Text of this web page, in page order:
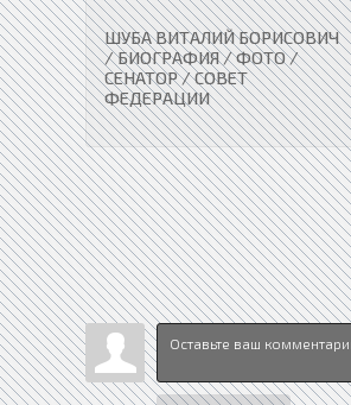
ШУБА ВИТАЛИЙ БОРИСОВИЧ
/ БИОГРАФИЯ / ФОТО /
СЕНАТОР / СОВЕТ
ФЕДЕРАЦИИ